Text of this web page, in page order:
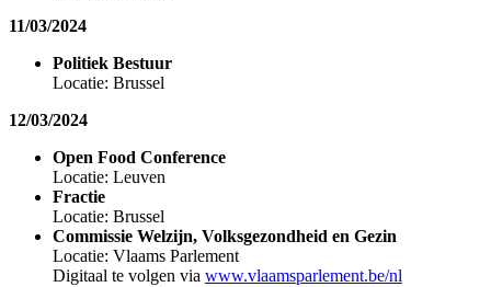
11/03/2024
Politiek Bestuur
Locatie: Brussel
12/03/2024
Open Food Conference
Locatie: Leuven
Fractie
Locatie: Brussel
Commissie Welzijn, Volksgezondheid en Gezin
Locatie: Vlaams Parlement
Digitaal te volgen via www.vlaamsparlement.be/nl